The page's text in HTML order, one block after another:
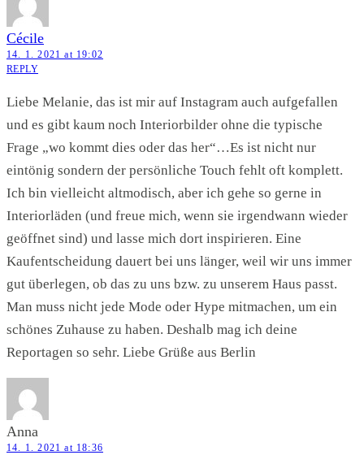
Cécile
14. 1. 2021 at 19:02
REPLY
Liebe Melanie, das ist mir auf Instagram auch aufgefallen
und es gibt kaum noch Interiorbilder ohne die typische
Frage „wo kommt dies oder das her“…Es ist nicht nur
eintönig sondern der persönliche Touch fehlt oft komplett.
Ich bin vielleicht altmodisch, aber ich gehe so gerne in
Interiorläden (und freue mich, wenn sie irgendwann wieder
geöffnet sind) und lasse mich dort inspirieren. Eine
Kaufentscheidung dauert bei uns länger, weil wir uns immer
gut überlegen, ob das zu uns bzw. zu unserem Haus passt.
Man muss nicht jede Mode oder Hype mitmachen, um ein
schönes Zuhause zu haben. Deshalb mag ich deine
Reportagen so sehr. Liebe Grüße aus Berlin
Anna
14. 1. 2021 at 18:36